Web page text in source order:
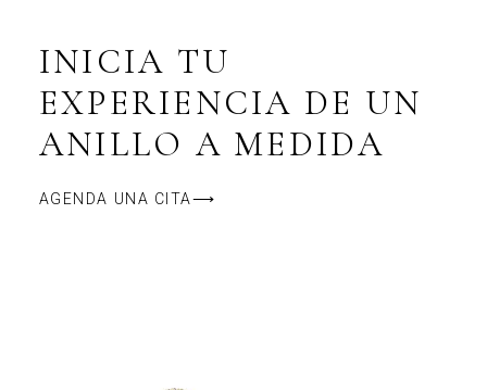
INICIA TU
EXPERIENCIA DE UN
ANILLO A MEDIDA
AGENDA UNA CITA⟶